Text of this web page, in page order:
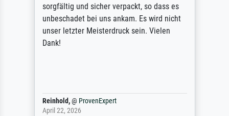
sorgfältig und sicher verpackt, so dass es
unbeschadet bei uns ankam. Es wird nicht
unser letzter Meisterdruck sein. Vielen
Dank!
Reinhold,@ ProvenExpert
April 22, 2026